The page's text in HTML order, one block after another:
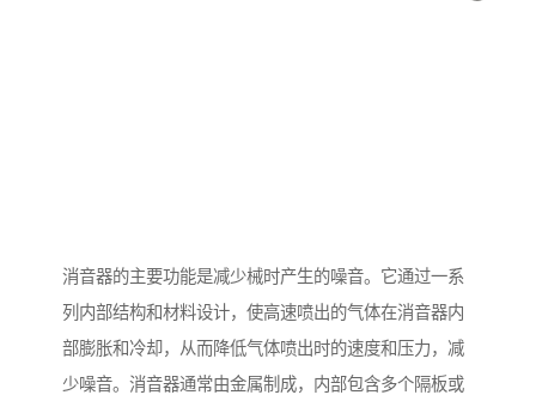
消音器的主要功能是减少械时产生的噪音。它通过一系
列内部结构和材料设计，使高速喷出的气体在消音器内
部膨胀和冷却，从而降低气体喷出时的速度和压力，减
少噪音。消音器通常由金属制成，内部包含多个隔板或